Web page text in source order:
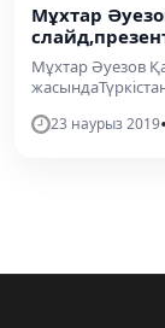
Мұхтар
Мұхтар Әуезов
23 наурыз 2019•